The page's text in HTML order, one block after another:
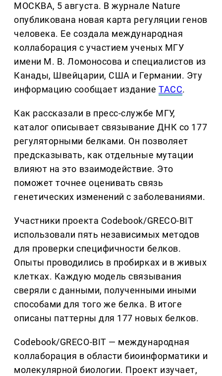
МОСКВА, 5 августа. В журнале Nature
опубликована новая карта регуляции генов
человека. Ее создала международная
коллаборация с участием ученых МГУ
имени М. В. Ломоносова и специалистов из
Канады, Швейцарии, США и Германии. Эту
информацию сообщает изданиеТАСС.
Как рассказали в пресс-службе МГУ,
каталог описывает связывание ДНК со 177
регуляторными белками. Он позволяет
предсказывать, как отдельные мутации
влияют на это взаимодействие. Это
поможет точнее оценивать связь
генетических изменений с заболеваниями.
Участники проекта Codebook/GRECO-BIT
использовали пять независимых методов
для проверки специфичности белков.
Опыты проводились в пробирках и в живых
клетках. Каждую модель связывания
сверяли с данными, полученными иными
способами для того же белка. В итоге
описаны паттерны для 177 новых белков.
Codebook/GRECO-BIT — международная
коллаборация в области биоинформатики и
молекулярной биологии. Проект изучает,